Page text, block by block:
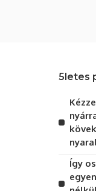
5letes
Így